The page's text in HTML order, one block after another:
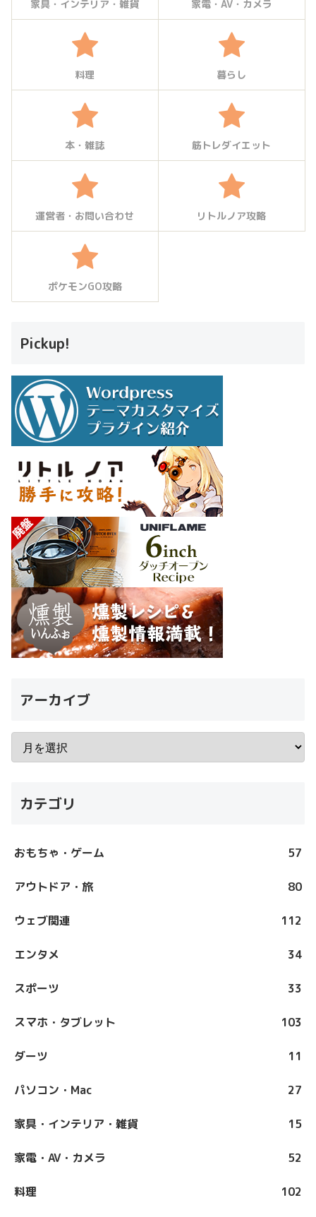
家具・インテリア・雑貨 家電・AV・カメラ
料理 暮らし
本・雑誌 筋トレダイエット
運営者・お問い合わせ リトルノア攻略
ポケモンGO攻略
Pickup!
アーカイブ
カテゴリ
おもちゃ・ゲーム 57
アウトドア・旅 80
ウェブ関連 112
エンタメ 34
スポーツ 33
スマホ・タブレット 103
ダーツ 11
パソコン・Mac 27
家具・インテリア・雑貨 15
家電・AV・カメラ 52
料理 102